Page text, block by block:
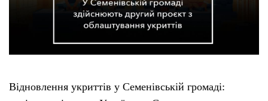
Відновлення укриттів у Семенівській громаді: